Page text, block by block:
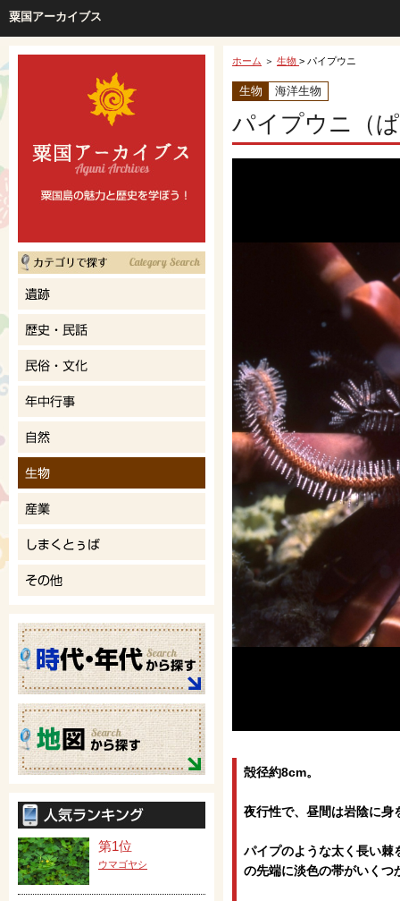
粟国アーカイブス
ホーム ＞ 生物 > パイプウニ
生物 海洋生物
パイプウニ（
殻径約8cm。
夜行性で、昼間は岩陰に身
パイプのような太く長い棘
の先端に淡色の帯がいくつ
第1位
ウマゴヤシ